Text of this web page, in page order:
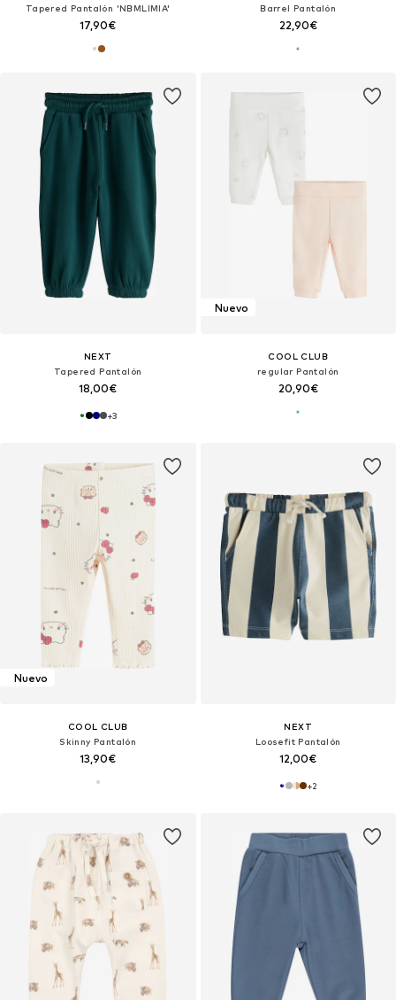
Tapered Pantalón 'NBMLIMIA'
17,90€
Barrel Pantalón
22,90€
NEXT
Tapered Pantalón
18,00€
+3
Nuevo
COOL CLUB
regular Pantalón
20,90€
Nuevo
COOL CLUB
Skinny Pantalón
13,90€
NEXT
Loosefit Pantalón
12,00€
+2